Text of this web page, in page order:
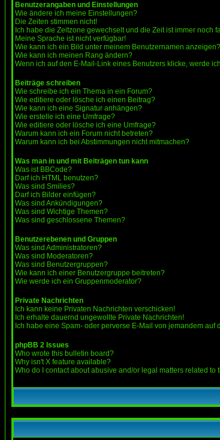
Benutzerangaben und Einstellungen
Wie ändere ich meine Einstellungen?
Die Zeiten stimmen nicht!
Ich habe die Zeitzone gewechselt und die Zeit ist immer noch
Meine Sprache ist nicht verfügbar!
Wie kann ich ein Bild unter meinem Benutzernamen anzeigen?
Wie kann ich meinen Rang ändern?
Wenn ich auf den E-Mail-Link eines Benutzers klicke, werde
Beiträge schreiben
Wie schreibe ich ein Thema in ein Forum?
Wie editiere oder lösche ich einen Beitrag?
Wie kann ich eine Signatur anhängen?
Wie erstelle ich eine Umfrage?
Wie editiere oder lösche ich eine Umfrage?
Warum kann ich ein Forum nicht betreten?
Warum kann ich bei Abstimmungen nicht mitmachen?
Was man in und mit Beiträgen tun kann
Was ist BBCode?
Darf ich HTML benutzen?
Was sind Smilies?
Darf ich Bilder einfügen?
Was sind Ankündigungen?
Was sind Wichtige Themen?
Was sind geschlossene Themen?
Benutzerebenen und Gruppen
Was sind Administratoren?
Was sind Moderatoren?
Was sind Benutzergruppen?
Wie kann ich einer Benutzergruppe beitreten?
Wie werde ich ein Gruppenmoderator?
Private Nachrichten
Ich kann keine Privaten Nachrichten verschicken!
Ich erhalte dauernd ungewollte Private Nachrichten!
Ich habe eine Spam- oder perverse E-Mail von jemandem auf
phpBB 2 Issues
Who wrote this bulletin board?
Why isn't X feature available?
Who do I contact about abusive and/or legal matters related to